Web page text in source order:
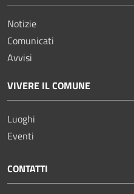
Notizie
Comunicati
Avvisi
VIVERE IL COMUNE
Luoghi
Eventi
CONTATTI